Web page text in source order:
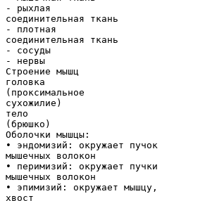
- рыхлая
соединительная ткань
- плотная
соединительная ткань
- сосуды
- нервы
Строение мышц
головка
(проксимальное
сухожилие)
тело
(брюшко)
Оболочки мышцы:
• эндомизий: окружает пучок
мышечных волокон
• перимизий: окружает пучки
мышечных волокон
• эпимизий: окружает мышцу,
хвост